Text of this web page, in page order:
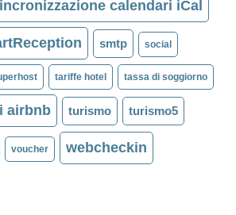
calendari iCal
smtp social
tariffe hotel tassa di soggiorno
airbnb turismo turismo5
voucher webcheckin